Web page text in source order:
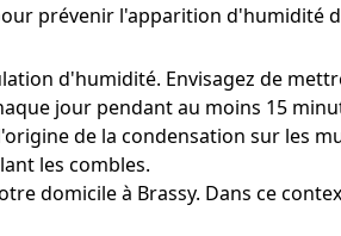
prévenir l'apparition d'humidité
d'humidité. Envisagez de
jour pendant au moins 15
de la condensation sur les
les combles.
domicile à Brassy. Dans ce